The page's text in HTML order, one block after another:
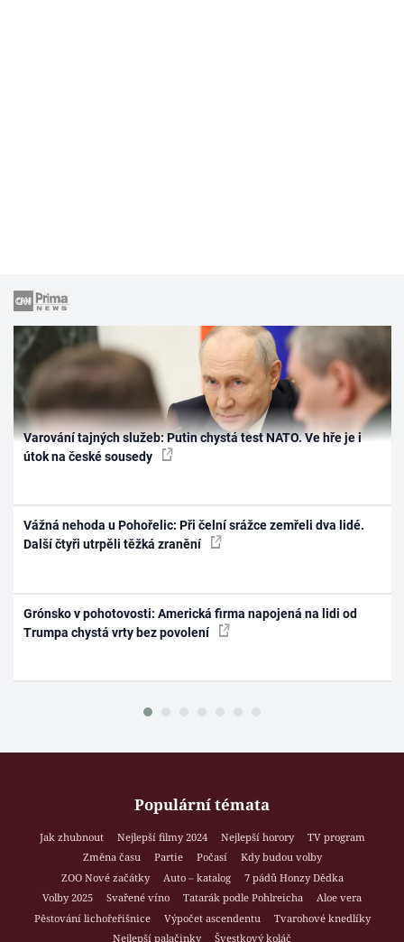
Varování tajných služeb: Putin chystá test NATO. Ve hře je i
útok na české sousedy
Vážná nehoda u Pohořelic: Při čelní srážce zemřeli dva lidé.
Další čtyři utrpěli těžká zranění
Grónsko v pohotovosti: Americká firma napojená na lidi od
Trumpa chystá vrty bez povolení
Populární témata
Jak zhubnout Nejlepší filmy 2024 Nejlepší horory
TV program
Změna času
Partie Počasí
Kdy budou volby
ZOO Nové začátky
Auto – katalog
7 pádů Honzy Dědka
Volby 2025
Svařené víno Tatarák podle Pohlreicha
Aloe vera
Pěstování lichořeřišnice
Výpočet ascendentu
Tvarohové knedlíky
Nejlepší palačinky
Švestkový koláč